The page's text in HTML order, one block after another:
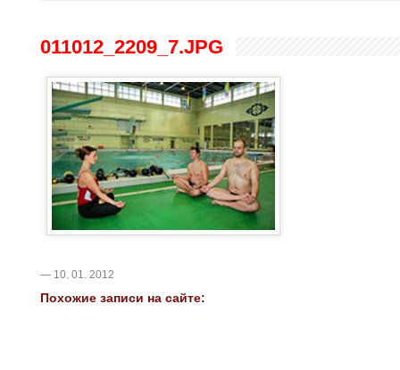
011012_2209_7.JPG
— 10. 01. 2012
Похожие записи на сайте: